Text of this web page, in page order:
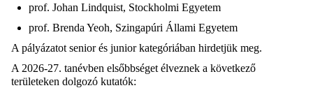
prof. Johan Lindquist, Stockholmi Egyetem
prof. Brenda Yeoh, Szingapúri Állami Egyetem
A pályázatot seniorés junior kategóriában hirdetjük meg.
A 2026-27. tanévben elsőbbséget élveznek a következő
területeken dolgozó kutatók: